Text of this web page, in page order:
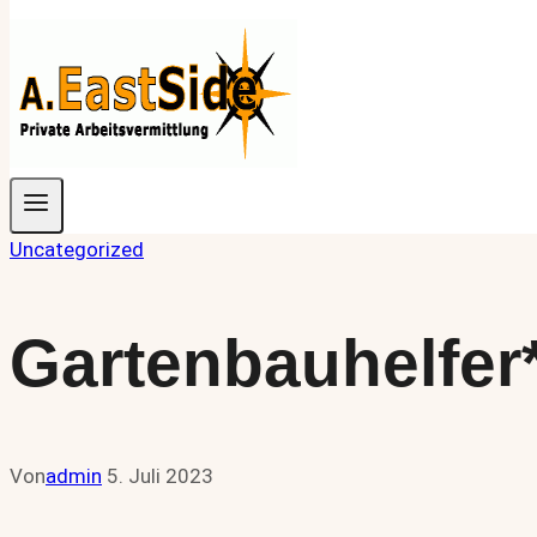
Uncategorized
Vonadmin 5. Juli 2023